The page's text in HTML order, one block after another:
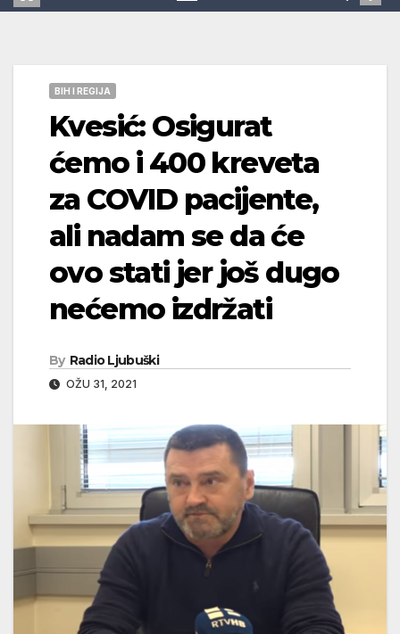
BIH I REGIJA
Kvesić: Osigurat
ćemo i 400 kreveta
za COVID pacijente,
ali nadam se da će
ovo stati jer još dugo
nećemo izdržati
By Radio Ljubuški
OŽU 31, 2021